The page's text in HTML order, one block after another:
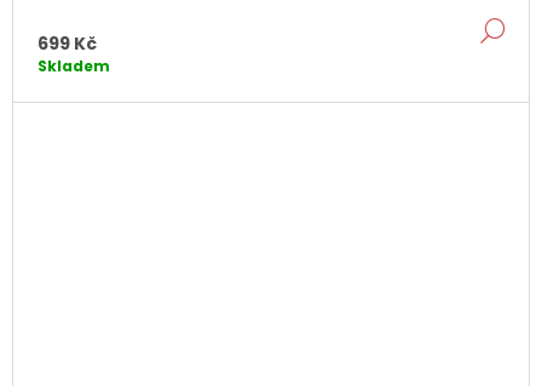
k
699 Kč
Skladem